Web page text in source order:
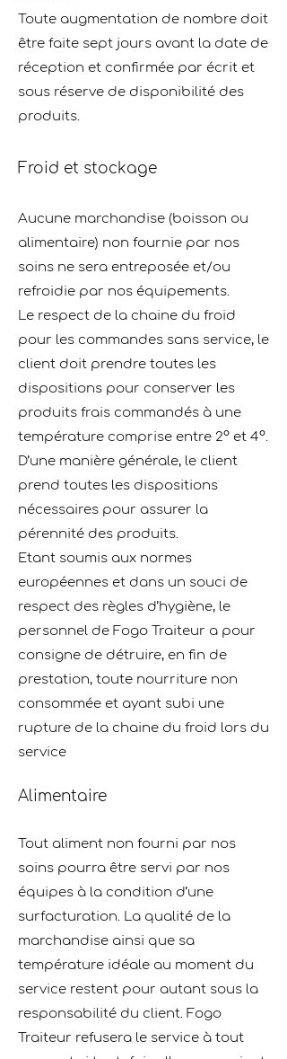
Toute augmentation de nombre doit
être faite sept jours avant la date de
réception et conﬁrmée par écrit et
sous réserve de disponibilité des
produits.
Froid et stockage
Aucune marchandise (boisson ou
alimentaire) non fournie par nos
soins ne sera entreposée et/ou
refroidie par nos équipements.
Le respect de la chaine du froid
pour les commandes sans service, le
client doit prendre toutes les
dispositions pour conserver les
produits frais commandés à une
température comprise entre 2° et 4°.
D’une manière générale, le client
prend toutes les dispositions
nécessaires pour assurer la
pérennité des produits.
Etant soumis aux normes
européennes et dans un souci de
respect des règles d’hygiène, le
personnel de Fogo Traiteur a pour
consigne de détruire, en ﬁn de
prestation, toute nourriture non
consommée et ayant subi une
rupture de la chaine du froid lors du
service
Alimentaire
Tout aliment non fourni par nos
soins pourra être servi par nos
équipes à la condition d’une
surfacturation. La qualité de la
marchandise ainsi que sa
température idéale au moment du
service restent pour autant sous la
responsabilité du client. Fogo
Traiteur refusera le service à tout